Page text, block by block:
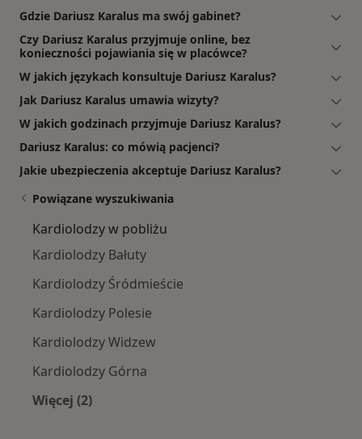
Gdzie Dariusz Karalus ma swój gabinet?
Czy Dariusz Karalus przyjmuje online, bez
konieczności pojawiania się w placówce?
W jakich językach konsultuje Dariusz Karalus?
Jak Dariusz Karalus umawia wizyty?
W jakich godzinach przyjmuje Dariusz Karalus?
Dariusz Karalus: co mówią pacjenci?
Jakie ubezpieczenia akceptuje Dariusz Karalus?
Powiązane wyszukiwania
Kardiolodzy w pobliżu
Kardiolodzy Bałuty
Kardiolodzy Śródmieście
Kardiolodzy Polesie
Kardiolodzy Widzew
Kardiolodzy Górna
Więcej (2)